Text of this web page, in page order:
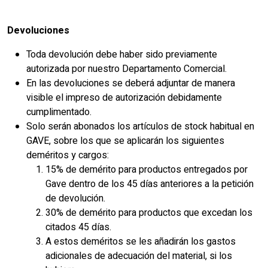
Devoluciones
Toda devolución debe haber sido previamente
autorizada por nuestro Departamento Comercial.
En las devoluciones se deberá adjuntar de manera
visible el impreso de autorización debidamente
cumplimentado.
Solo serán abonados los artículos de stock habitual en
GAVE, sobre los que se aplicarán los siguientes
deméritos y cargos:
15% de demérito para productos entregados por
Gave dentro de los 45 días anteriores a la petición
de devolución.
30% de demérito para productos que excedan los
citados 45 días.
A estos deméritos se les añadirán los gastos
adicionales de adecuación del material, si los